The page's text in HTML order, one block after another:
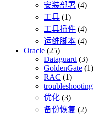
安装部署 (4)
工具 (1)
工具插件 (4)
运维脚本 (4)
Oracle (25)
Dataguard (3)
GoldenGate (1)
RAC (1)
troubleshooting
优化 (3)
备份恢复 (2)